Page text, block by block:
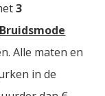
3
Bruidsmode
Alle maten en
in de